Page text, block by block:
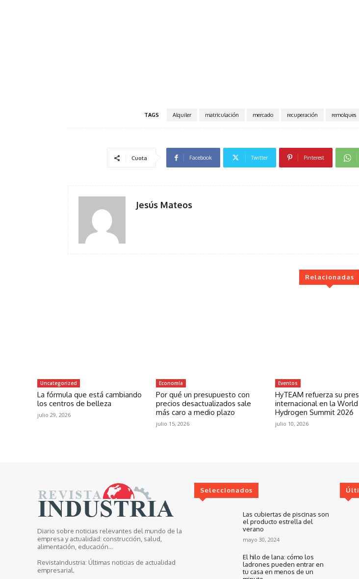
TAGS Alquiler matriculación mercado recuperación remolques
Cuota Facebook Twitter Pinterest
Jesús Mateos
Relacionadas
Uncategorized
La fórmula que está cambiando
los centros de belleza
julio 29, 2026
Economía
Por qué un presupuesto con
precios desactualizados sale
más caro a medio plazo
julio 15, 2026
Eventos
HyTEAM refuerza su
internacional en la World
Hydrogen Summit 2026
julio 10, 2026
Diario sobre noticias relevantes del mundo de la
empresa y actualidad: construcción, salud,
alimentación, educación...
RevistaIndustria: Últimas noticias de actualidad
empresarial.
Seleccionados
Las cubiertas de piscinas son
el producto estrella del
verano
mayo 30, 2024
El hilo de lana: cómo los
ladrones pueden entrar en
tu casa en menos de un